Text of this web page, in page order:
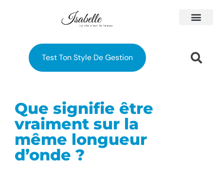
Test Ton Style De Gestion
Que signifie être
vraiment sur la
même longueur
d’onde ?